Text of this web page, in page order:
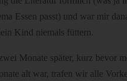
Essen passt) und war mir
Kind niemals füttern.
Monate später, kurz bevor
alt war, trafen wir alle